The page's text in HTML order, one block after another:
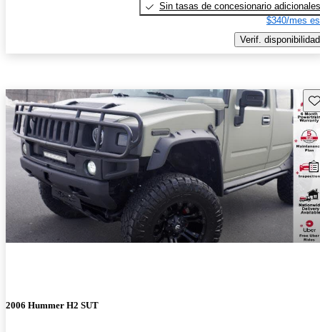
Sin tasas de concesionario adicionales
$340/mes
Verif. disponibilidad
2006 Hummer H2 SUT